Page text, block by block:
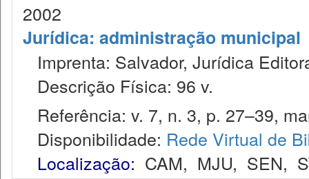
2002
Jurídica: administração municipal
Imprenta: Salvador, Jurídica
Descrição Física: 96 v.
Referência: v. 7, n. 3, p. 27–39,
Disponibilidade: Rede Virtual de
Localização: CAM, MJU, SEN,